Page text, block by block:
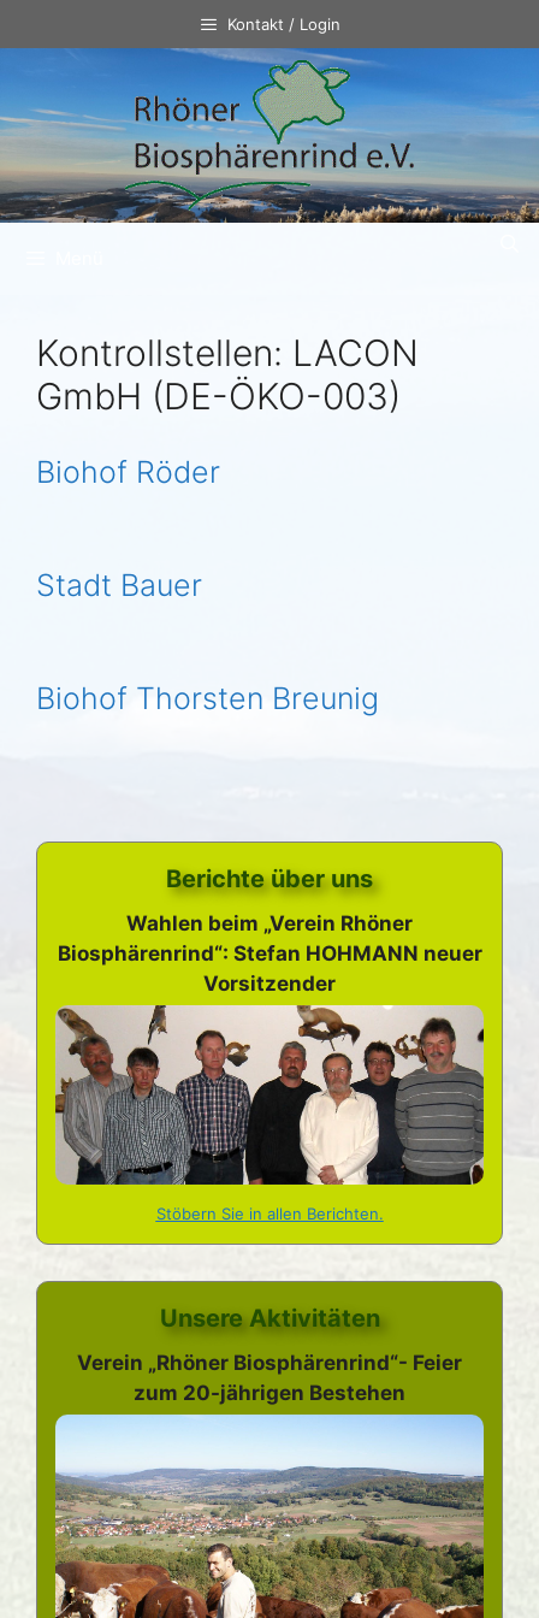
Inhalt
Kontakt / Login
Kontrollstellen: LACON
GmbH (DE-ÖKO-003)
Biohof Röder
Stadt Bauer
Biohof Thorsten Breunig
Berichte über uns
Wahlen beim „Verein Rhöner
Biosphärenrind“: Stefan HOHMANN neuer
Vorsitzender
Stöbern Sie in allen Berichten.
Unsere Aktivitäten
Verein „Rhöner Biosphärenrind“- Feier
zum 20-jährigen Bestehen